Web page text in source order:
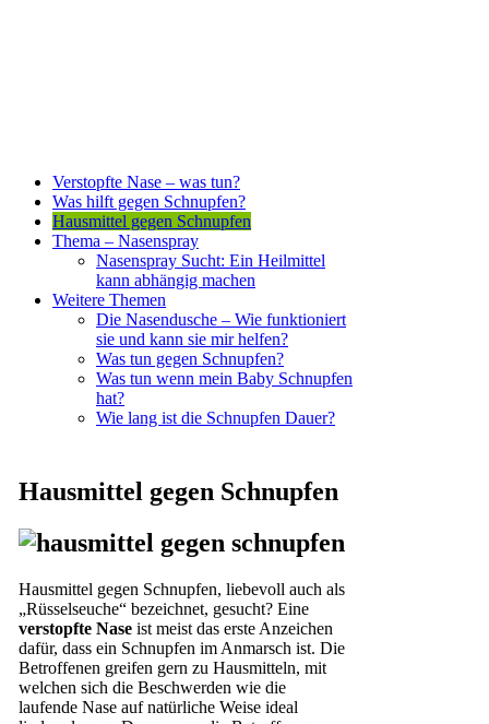
Verstopfte Nase – was tun?
Was hilft gegen Schnupfen?
Hausmittel gegen Schnupfen
Thema – Nasenspray
Nasenspray Sucht: Ein Heilmittel
kann abhängig machen
Weitere Themen
Die Nasendusche – Wie funktioniert
sie und kann sie mir helfen?
Was tun gegen Schnupfen?
Was tun wenn mein Baby Schnupfen
hat?
Wie lang ist die Schnupfen Dauer?
Hausmittel gegen Schnupfen
Hausmittel gegen Schnupfen, liebevoll auch als
„Rüsselseuche“ bezeichnet, gesucht? Eine
verstopfte Nase ist meist das erste Anzeichen
dafür, dass ein Schnupfen im Anmarsch ist. Die
Betroffenen greifen gern zu Hausmitteln, mit
welchen sich die Beschwerden wie die
laufende Nase auf natürliche Weise ideal